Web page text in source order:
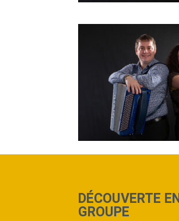
DÉCOUVERTE EN
GROUPE